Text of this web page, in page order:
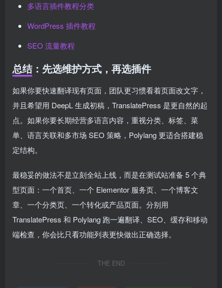
多语言插件教程分类
WordPress 插件教程
SEO 流量教程
总结：先选维护方式，再选插件
如果你要快速翻译现有页面，团队更习惯看着页面改文字，
并且希望用 DeepL 生成初稿，TranslatePress 是更自然的起
点。如果你要长期经营多语言内容，重视分类、标签、菜
单、语言关联和多市场 SEO 策略，Polylang 更适合搭建稳
定结构。
最稳妥的做法不是立刻全站上线，而是在测试站准备 5 个典
型页面：一个首页、一个 Elementor 服务页、一个博客文
章、一个分类页、一个转化或产品页面。分别用
TranslatePress 和 Polylang 跑一遍翻译、SEO、缓存和移动
端检查，你会比只看功能列表更快做出正确选择。
THE END